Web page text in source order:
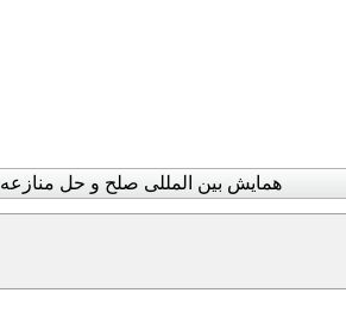
همایش بین المللی صلح و حل منازعه 9 و 10 اردیبهشت 1398